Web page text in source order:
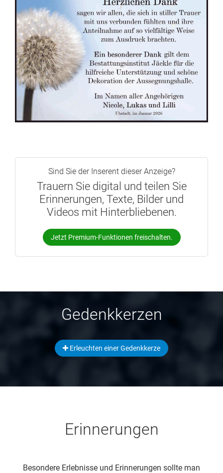
Sind Sie der Inserent dieser Anzeige?
Trauern Sie digital und teilen Sie
Erinnerungen, Texte, Bilder und
Videos mit Hinterbliebenen.
Jetzt Premium-Funktionen freischalten.
Gedenkkerzen
Erleuchten einer Gedenkkerze
Erinnerungen
Besondere Erlebnisse und Erinnerungen sollte man